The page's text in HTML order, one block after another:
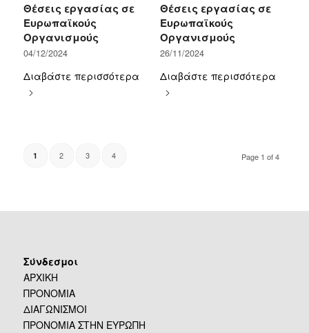
Θέσεις εργασίας σε
Ευρωπαϊκούς
Οργανισμούς
04/12/2024
Διαβάστε περισσότερα
Θέσεις εργασίας σε
Ευρωπαϊκούς
Οργανισμούς
26/11/2024
Διαβάστε περισσότερα
Page 1 of 4
1 2 3 4
Σύνδεσμοι
ΑΡΧΙΚΗ
ΠΡΟΝΟΜΙΑ
ΔΙΑΓΩΝΙΣΜΟΙ
ΠΡΟΝΟΜΙΑ ΣΤΗΝ ΕΥΡΩΠΗ